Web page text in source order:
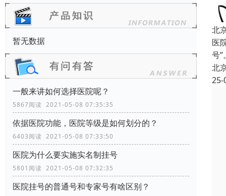
暂无数据
一般来讲如何选择医院呢？
5867阅读 2021-05-08 07:35:35
依据医院功能，医院等级是如何划分的？
6403阅读 2021-05-08 07:33:50
医院为什么要实施实名制挂号
5801阅读 2021-05-08 07:32:35
医院挂号的普通号和专家号有啥区别？
北
医
号
北
25-